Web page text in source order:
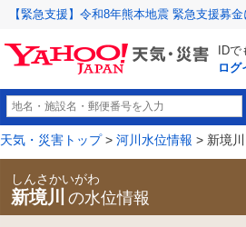
【緊急支援】令和8年熊本地震 緊急支援募
ID
ログ
天気・災害トップ> 河川水位情報 > 新境川
しんさかいがわ
新境川 の水位情報